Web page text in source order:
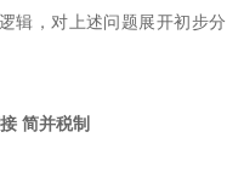
辑，对上述问题展开初步分
简并税制